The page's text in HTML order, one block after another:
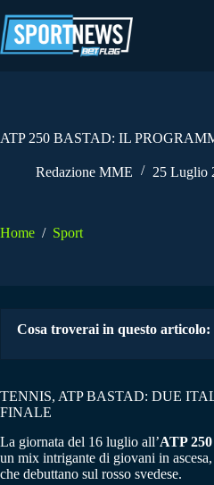
al
contenuto
ATP 250 BASTAD: IL
Redazione MME 25 Luglio
Home / Sport
Cosa troverai in questo articolo:
TENNIS, ATP BASTAD: DUE
FINALE
La giornata del 16 luglio all’ATP
un mix intrigante di giovani in
che debuttano sul rosso svedese.